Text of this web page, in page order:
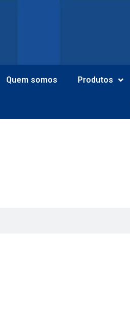
Quem somos Produtos